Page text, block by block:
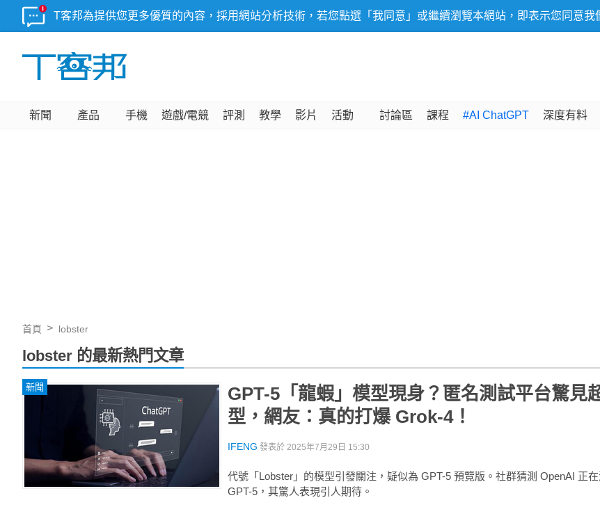
T客邦為提供您更多優質的內容，採用網站分析技術，若您點選「我同意」或繼續瀏覽本網站，即表示您同意我
新聞 產品 手機 遊戲/電競 評測 教學 影片 活動 討論區 課程 #AI ChatGPT 深度有料
首頁 lobster
lobster 的最新熱門文章
新聞
GPT-5「龍蝦」模型現身？匿名測試平台驚見
型，網友：真的打爆 Grok-4！
IFENG 發表於 2025年7月29日 15:30
代號「Lobster」的模型引發關注，疑似為 GPT-5 預覽版。社群猜測 OpenAI 正
GPT-5，其驚人表現引人期待。